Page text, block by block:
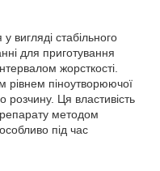
вигляді стабільного
для приготування
жорсткості.
рівнем піноутворюючої
розчину. Ця властивість
методом
під час